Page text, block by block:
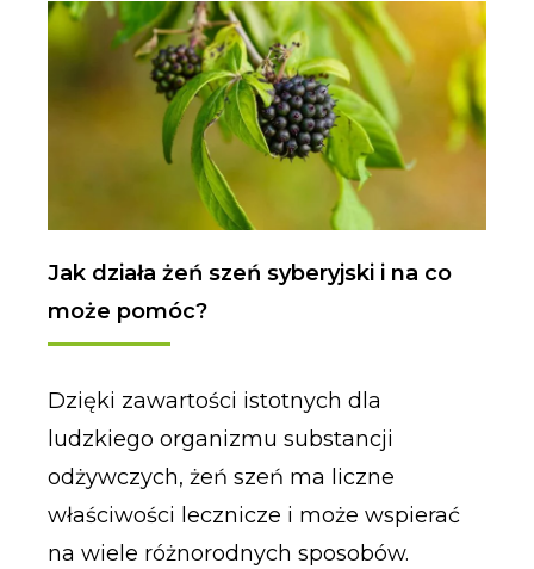
Jak działa żeń szeń syberyjski i na co
może pomóc?
Dzięki zawartości istotnych dla
ludzkiego organizmu substancji
odżywczych, żeń szeń ma liczne
właściwości lecznicze i może wspierać
na wiele różnorodnych sposobów.